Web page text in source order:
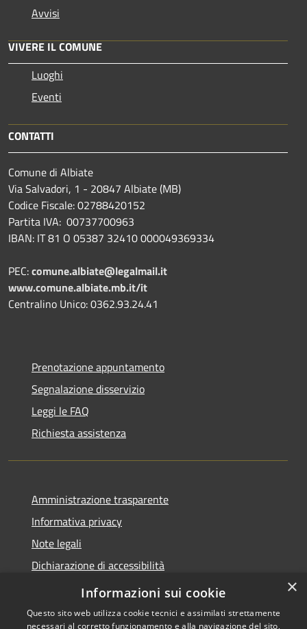
Avvisi
VIVERE IL COMUNE
Luoghi
Eventi
CONTATTI
Comune di Albiate
Via Salvadori, 1 - 20847 Albiate (MB)
Codice Fiscale: 02788420152
Partita IVA: 00737700963
IBAN: IT 81 O 05387 32410 000049369334
PEC:comune.albiate@legalmail.it
www.comune.albiate.mb.it/it
Centralino Unico: 0362.93.24.41
Prenotazione appuntamento
Segnalazione disservizio
Leggi le FAQ
Richiesta assistenza
Amministrazione trasparente
Informativa privacy
Note legali
Dichiarazione di accessibilità
Obbietivi di accessibilità
×
Informazioni sui cookie
Questo sito web utilizza cookie tecnici e assimilati strettamente
necessari al corretto funzionamento e alla navigazione del sito,